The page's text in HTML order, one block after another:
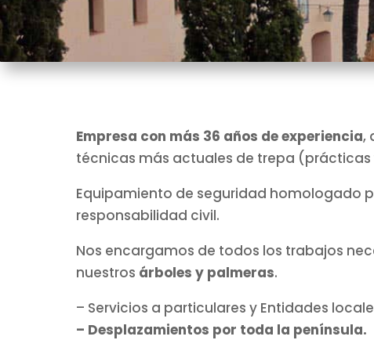
Empresa con más 36 años de experiencia,
técnicas más actuales de trepa
Equipamiento de seguridad homologado
responsabilidad civil.
Nos encargamos de todos los trabajos
nuestros árboles y palmeras.
– Servicios a particulares y Entidades
– Desplazamientos por toda la península.